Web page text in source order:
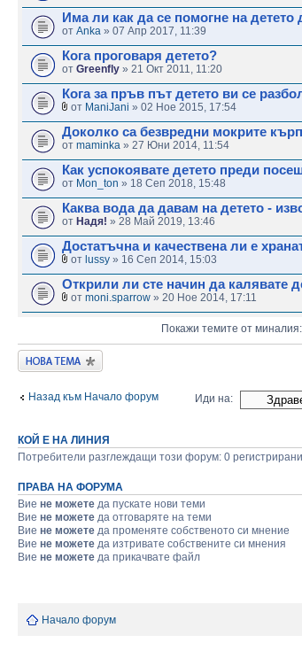
Има ли как да се помогне на детето
от Anka » 07 Апр 2017, 11:39
Кога проговаря детето?
от Greenfly » 21 Окт 2011, 11:20
Кога за пръв път детето ви се
от ManiJani » 02 Ное 2015, 17:54
Доколко са безвредни мокрите
от maminka » 27 Юни 2014, 11:54
Как успокоявате детето преди
от Mon_ton » 18 Сеп 2018, 15:48
Каква вода да давам на детето -
от Надя! » 28 Май 2019, 13:46
Достатъчна и качествена ли е
от lussy » 16 Сеп 2014, 15:03
Открили ли сте начин да калявате
от moni.sparrow » 20 Ное 2014, 17:11
Покажи темите от миналия:
Публикувай нова
тема
Назад към Начало форум Иди на:
КОЙ Е НА ЛИНИЯ
Потребители разглеждащи този форум: 0
ПРАВА НА ФОРУМА
Вие не можете да пускате нови теми
Вие не можете да отговаряте на теми
Вие не можете да променяте собственото си мнение
Вие не можете да изтривате собствените си мнения
Вие не можете да прикачвате файл
Начало форум